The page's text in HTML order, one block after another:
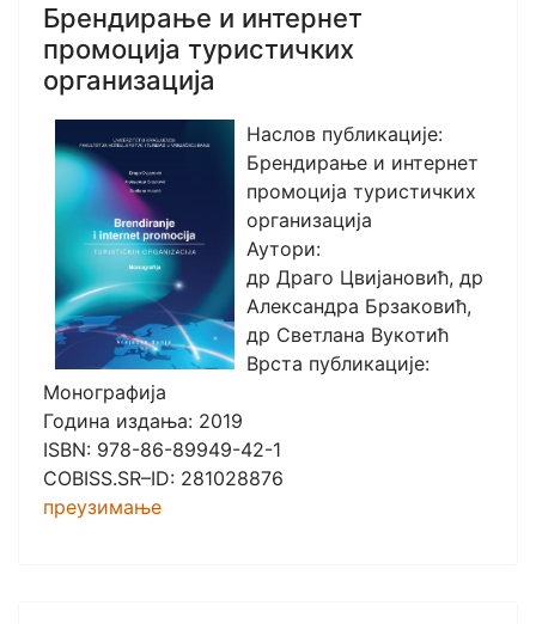
Брендирање и интернет
промоција туристичких
организација
Наслов публикације:
Брендирање и интернет
промоција туристичких
организација
Аутори:
др Драго Цвијановић, др
Александра Брзаковић,
др Светлана Вукотић
Врста публикације:
Монографија
Година издања: 2019
ISBN: 978-86-89949-42-1
COBISS.SR–ID: 281028876
преузимање